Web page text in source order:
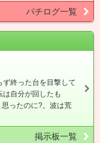
パチログ一覧
終った台を目撃して
自分が回したも
ったのに?。波は荒
掲示板一覧